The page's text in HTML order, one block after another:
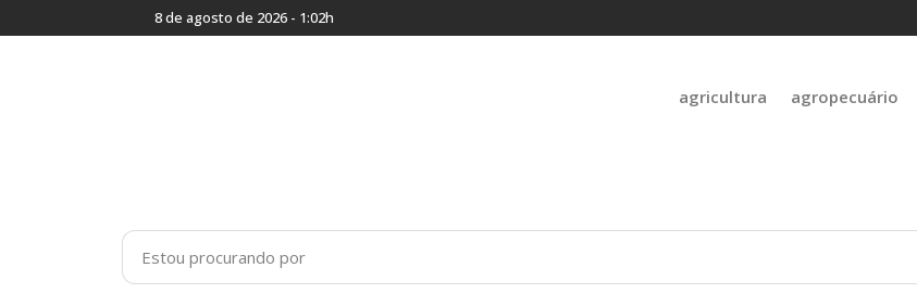
8 de agosto de 2026 - 1:02h
agricultura agropecuário